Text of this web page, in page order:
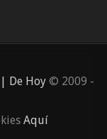
De Hoy © 2009 -
Aquí